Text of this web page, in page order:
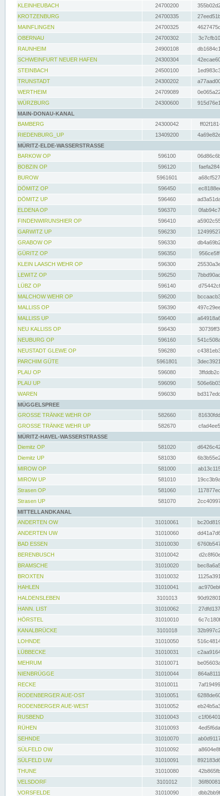
KLEINHEUBACH 24700200
KROTZENBURG
24700335
MAINFLINGEN
24700325
OBERNAU
24700302
RAUNHEIM
24900108
SCHWEINFURT NEUER HAFEN
24300304
STEINBACH
24500100
TRUNSTADT
24300202
WERTHEIM
24709089
WÜRZBURG
24300600
MAIN-DONAU-KANAL
BAMBERG
24300042
RIEDENBURG_UP
13409200
MÜRITZ-ELDE-WASSERSTRASSE
BARKOW OP
596100
BOBZIN OP
596120
BUROW
5961601
DÖMITZ OP
596450
DÖMITZ UP
596460
ELDENA OP
596370
FINDENWIRUNSHIER OP
596410
GARWITZ UP
596230
GRABOW OP
596330
GÜRITZ OP
596350
KLEIN LAASCH WEHR OP
596300
LEWITZ OP
596250
LÜBZ OP
596140
MALCHOW WEHR OP
596200
MALLISS OP
596390
MALLISS UP
596400
NEU KALLISS OP
596430
NEUBURG OP
596160
NEUSTADT GLEWE OP
596280
PARCHIM GÜTE
5961801
PLAU OP
596080
PLAU UP
596090
WAREN
596030
MÜGGELSPREE
GROSSE TRÄNKE WEHR OP
582660
GROSSE TRÄNKE WEHR UP
582670
MÜRITZ-HAVEL-WASSERSTRASSE
Diemitz OP
581020
Diemitz UP
581030
MIROW OP
581000
MIROW UP
581010
Strasen OP
581060
Strasen UP
581070
MITTELLANDKANAL
ANDERTEN OW
31010061
ANDERTEN UW
31010060
BAD ESSEN
31010030
BERENBUSCH
31010042
BRAMSCHE
31010020
BROXTEN
31010032
HAHLEN
31010041
HALDENSLEBEN
3101013
HANN. LIST
31010062
HÖRSTEL
31010010
KANALBRÜCKE
3101018
LOHNDE
31010050
LÜBBECKE
31010031
MEHRUM
31010071
NIENBRÜGGE
31010044
RECKE
31010011
RODENBERGER AUE-OST
31010051
RODENBERGER AUE-WEST
31010052
RUSBEND
31010043
RÜHEN
31010093
SEHNDE
31010070
SÜLFELD OW
31010092
SÜLFELD UW
31010091
THUNE
31010080
VELSDORF
3101012
VORSFELDE
31010090